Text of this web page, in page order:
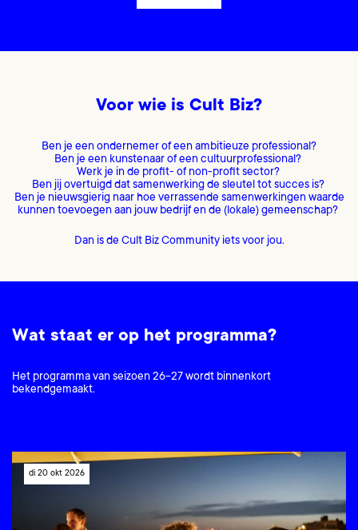
Voor wie is Cult Biz?
Ben je een ondernemer of een ambitieuze professional?
Ben je een kunstenaar of een cultuurprofessional?
Werk je in de profit- of non-profit sector?
Ben jij overtuigd dat samenwerking de sleutel tot succes is?
Ben je nieuwsgierig naar hoe verrassende samenwerkingen waarde
kunnen toevoegen aan jouw bedrijf en de (lokale) gemeenschap?
Dan is de Cult Biz Community iets voor jou.
Wat staat er op het programma?
Het programma van seizoen 26-27 wordt binnenkort
bekendgemaakt.
di 20 okt 2026